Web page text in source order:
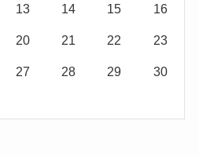
13 14 15 16
20 21 22 23
27 28 29 30